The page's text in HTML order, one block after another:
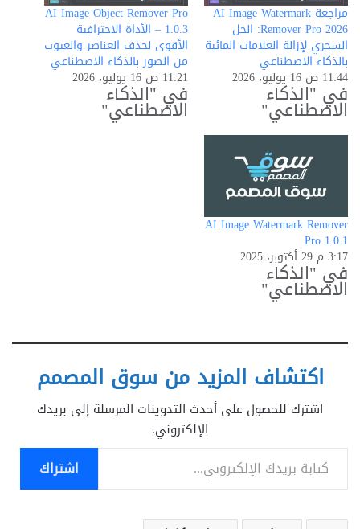
مراجعة AI Image Watermark
Remover Pro 2026: الحل
السحري لإزالة العلامات المائية
بالذكاء الاصطناعي
11:44 ص 16 يوليو، 2026
في "الذكاء
الاصطناعي"
AI Image Object Remover Pro
1.0.3 – الأداة الاحترافية
الأقوى لحذف العناصر والعيوب
من الصور بالذكاء الاصطناعي
11:21 ص 16 يوليو، 2026
في "الذكاء
الاصطناعي"
AI Image Watermark Remover
Pro 1.0.1
3:17 م 29 أكتوبر، 2025
في "الذكاء
الاصطناعي"
اكتشاف المزيد من سوق المصمم
اشترك للحصول على أحدث التدوينات المرسلة إلى بريدك
الإلكتروني.
كتابة بريدك الإلكتروني...
اشتراك